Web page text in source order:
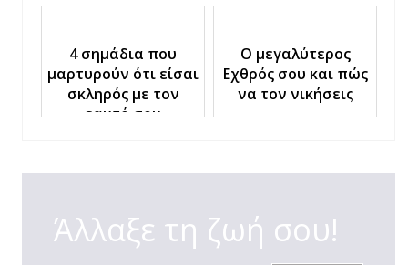
4 σημάδια που
μαρτυρούν ότι είσαι
σκληρός με τον
εαυτό σου
Ο μεγαλύτερος
Εχθρός σου και πώς
να τον νικήσεις
Άλλαξε τη ζωή σου!